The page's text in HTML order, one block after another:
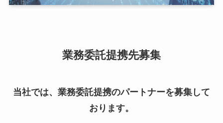
業務委託提携先募集
当社では、業務委託提携のパートナーを募集して
おります。